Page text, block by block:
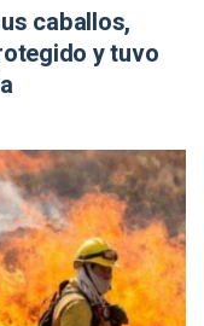
caballos,
y tuvo